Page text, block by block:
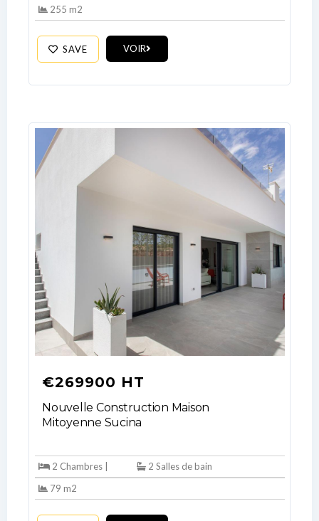
255 m2
SAVE VOIR
€269900 HT
Nouvelle Construction Maison
Mitoyenne Sucina
2 Chambres |
2 Salles de bain
79 m2
Password
No apps configured. Please contact
your administrator.
Lost your password?